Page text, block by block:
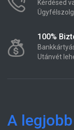
Kérdésed
100%
Utánvét
A